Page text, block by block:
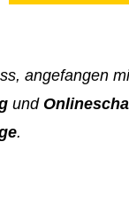
angefangen
und
.